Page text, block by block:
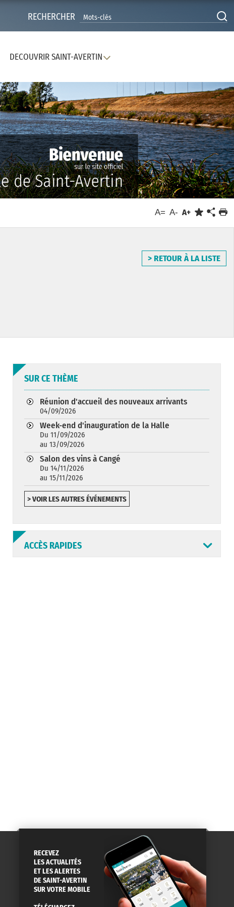
RECHERCHER
DECOUVRIR SAINT-AVERTIN
A= A- A+
> RETOUR À LA LISTE
SUR CE THÈME
Réunion d'accueil des nouveaux arrivants
04/09/2026
Week-end d'inauguration de la Halle
Du 11/09/2026
au 13/09/2026
Salon des vins à Cangé
Du 14/11/2026
au 15/11/2026
> VOIR LES AUTRES ÉVÉNEMENTS
ACCÈS RAPIDES
RECEVEZ
LES ACTUALITÉS
ET LES ALERTES
DE SAINT-AVERTIN
SUR VOTRE MOBILE